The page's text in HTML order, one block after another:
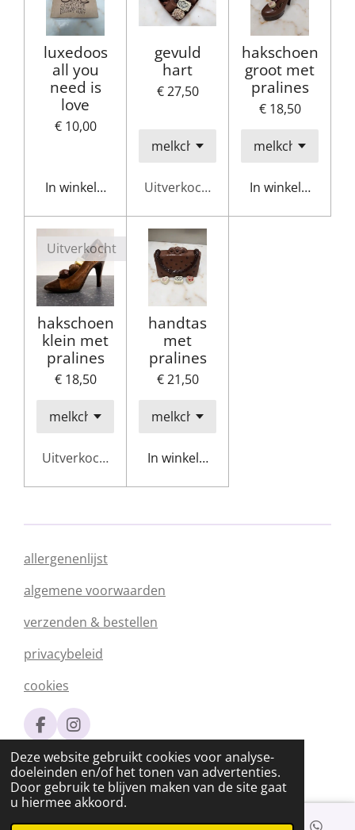
Deze website gebruikt cookies voor analyse-
doeleinden en/of het tonen van advertenties.
Door gebruik te blijven maken van de site gaat
u hiermee akkoord.
luxedoos
all you
need is
love
€ 10,00
In winkelwagen
gevuld
hart
€ 27,50
Uitverkocht
hakschoen
groot met
pralines
€ 18,50
In winkelwagen
Uitverkocht
hakschoen
klein met
pralines
€ 18,50
Uitverkocht
handtas
met
pralines
€ 21,50
In winkelwagen
allergenenlijst
algemene voorwaarden
verzenden & bestellen
privacybeleid
cookies
F
a
c
e
b
o
o
I
n
s
t
a
g
r
© 2020 - 2026 Silvia's Chocolade
Powered byJouwWeb